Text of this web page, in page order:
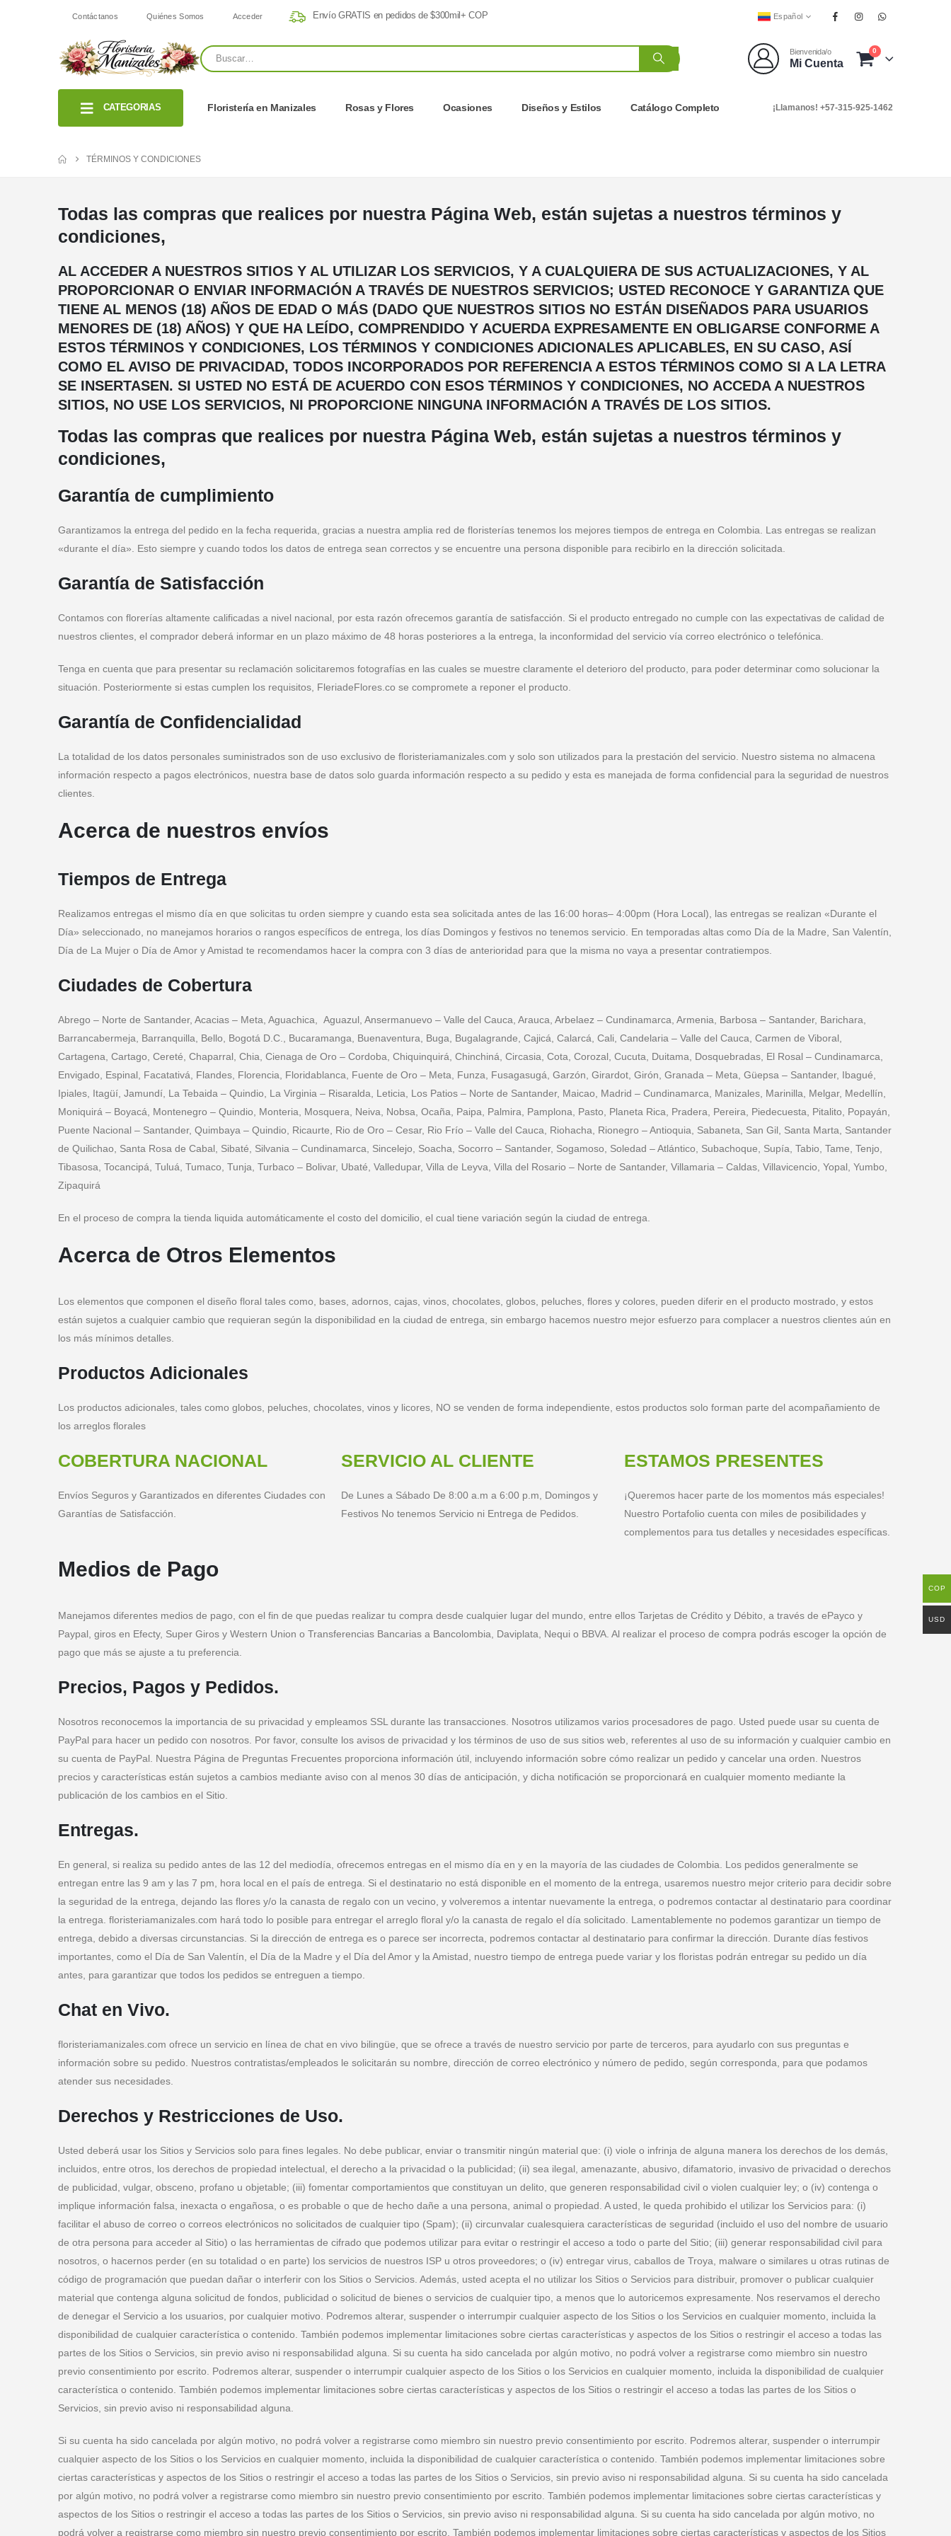
Contáctanos Quiénes Somos Acceder Envío GRATIS en pedidos de $300mil+ COP Español
Bienvenida/o
Mi Cuenta
0
CATEGORIAS Floristería en Manizales Rosas y Flores Ocasiones Diseños y Estilos Catálogo Completo ¡Llamanos! +57-315-925-1462
TÉRMINOS Y CONDICIONES
Todas las compras que realices por nuestra Página Web, están sujetas a nuestros términos y
condiciones,
AL ACCEDER A NUESTROS SITIOS Y AL UTILIZAR LOS SERVICIOS, Y A CUALQUIERA DE SUS ACTUALIZACIONES, Y AL
PROPORCIONAR O ENVIAR INFORMACIÓN A TRAVÉS DE NUESTROS SERVICIOS; USTED RECONOCE Y GARANTIZA QUE
TIENE AL MENOS (18) AÑOS DE EDAD O MÁS (DADO QUE NUESTROS SITIOS NO ESTÁN DISEÑADOS PARA USUARIOS
MENORES DE (18) AÑOS) Y QUE HA LEÍDO, COMPRENDIDO Y ACUERDA EXPRESAMENTE EN OBLIGARSE CONFORME A
ESTOS TÉRMINOS Y CONDICIONES, LOS TÉRMINOS Y CONDICIONES ADICIONALES APLICABLES, EN SU CASO, ASÍ
COMO EL AVISO DE PRIVACIDAD, TODOS INCORPORADOS POR REFERENCIA A ESTOS TÉRMINOS COMO SI A LA LETRA
SE INSERTASEN. SI USTED NO ESTÁ DE ACUERDO CON ESOS TÉRMINOS Y CONDICIONES, NO ACCEDA A NUESTROS
SITIOS, NO USE LOS SERVICIOS, NI PROPORCIONE NINGUNA INFORMACIÓN A TRAVÉS DE LOS SITIOS.
Todas las compras que realices por nuestra Página Web, están sujetas a nuestros términos y
condiciones,
Garantía de cumplimiento
Garantizamos la entrega del pedido en la fecha requerida, gracias a nuestra amplia red de floristerías tenemos los mejores tiempos de entrega en Colombia. Las entregas se realizan
«durante el día». Esto siempre y cuando todos los datos de entrega sean correctos y se encuentre una persona disponible para recibirlo en la dirección solicitada.
Garantía de Satisfacción
Contamos con florerías altamente calificadas a nivel nacional, por esta razón ofrecemos garantía de satisfacción. Si el producto entregado no cumple con las expectativas de calidad de
nuestros clientes, el comprador deberá informar en un plazo máximo de 48 horas posteriores a la entrega, la inconformidad del servicio vía correo electrónico o telefónica.
Tenga en cuenta que para presentar su reclamación solicitaremos fotografías en las cuales se muestre claramente el deterioro del producto, para poder determinar como solucionar la
situación. Posteriormente si estas cumplen los requisitos, FleriadeFlores.co se compromete a reponer el producto.
Garantía de Confidencialidad
La totalidad de los datos personales suministrados son de uso exclusivo de floristeriamanizales.com y solo son utilizados para la prestación del servicio. Nuestro sistema no almacena
información respecto a pagos electrónicos, nuestra base de datos solo guarda información respecto a su pedido y esta es manejada de forma confidencial para la seguridad de nuestros
clientes.
Acerca de nuestros envíos
Tiempos de Entrega
Realizamos entregas el mismo día en que solicitas tu orden siempre y cuando esta sea solicitada antes de las 16:00 horas– 4:00pm (Hora Local), las entregas se realizan «Durante el
Día» seleccionado, no manejamos horarios o rangos específicos de entrega, los días Domingos y festivos no tenemos servicio. En temporadas altas como Día de la Madre, San Valentín,
Día de La Mujer o Día de Amor y Amistad te recomendamos hacer la compra con 3 días de anterioridad para que la misma no vaya a presentar contratiempos.
Ciudades de Cobertura
Abrego – Norte de Santander, Acacias – Meta, Aguachica, Aguazul, Ansermanuevo – Valle del Cauca, Arauca, Arbelaez – Cundinamarca, Armenia, Barbosa – Santander, Barichara,
Barrancabermeja, Barranquilla, Bello, Bogotá D.C., Bucaramanga, Buenaventura, Buga, Bugalagrande, Cajicá, Calarcá, Cali, Candelaria – Valle del Cauca, Carmen de Viboral,
Cartagena, Cartago, Cereté, Chaparral, Chia, Cienaga de Oro – Cordoba, Chiquinquirá, Chinchiná, Circasia, Cota, Corozal, Cucuta, Duitama, Dosquebradas, El Rosal – Cundinamarca,
Envigado, Espinal, Facatativá, Flandes, Florencia, Floridablanca, Fuente de Oro – Meta, Funza, Fusagasugá, Garzón, Girardot, Girón, Granada – Meta, Güepsa – Santander, Ibagué,
Ipiales, Itagüí, Jamundí, La Tebaida – Quindio, La Virginia – Risaralda, Leticia, Los Patios – Norte de Santander, Maicao, Madrid – Cundinamarca, Manizales, Marinilla, Melgar, Medellín,
Moniquirá – Boyacá, Montenegro – Quindio, Monteria, Mosquera, Neiva, Nobsa, Ocaña, Paipa, Palmira, Pamplona, Pasto, Planeta Rica, Pradera, Pereira, Piedecuesta, Pitalito, Popayán,
Puente Nacional – Santander, Quimbaya – Quindio, Ricaurte, Rio de Oro – Cesar, Rio Frío – Valle del Cauca, Riohacha, Rionegro – Antioquia, Sabaneta, San Gil, Santa Marta, Santander
de Quilichao, Santa Rosa de Cabal, Sibaté, Silvania – Cundinamarca, Sincelejo, Soacha, Socorro – Santander, Sogamoso, Soledad – Atlántico, Subachoque, Supía, Tabio, Tame, Tenjo,
Tibasosa, Tocancipá, Tuluá, Tumaco, Tunja, Turbaco – Bolivar, Ubaté, Valledupar, Villa de Leyva, Villa del Rosario – Norte de Santander, Villamaria – Caldas, Villavicencio, Yopal, Yumbo,
Zipaquirá
En el proceso de compra la tienda liquida automáticamente el costo del domicilio, el cual tiene variación según la ciudad de entrega.
Acerca de Otros Elementos
Los elementos que componen el diseño floral tales como, bases, adornos, cajas, vinos, chocolates, globos, peluches, flores y colores, pueden diferir en el producto mostrado, y estos
están sujetos a cualquier cambio que requieran según la disponibilidad en la ciudad de entrega, sin embargo hacemos nuestro mejor esfuerzo para complacer a nuestros clientes aún en
los más mínimos detalles.
Productos Adicionales
Los productos adicionales, tales como globos, peluches, chocolates, vinos y licores, NO se venden de forma independiente, estos productos solo forman parte del acompañamiento de
los arreglos florales
COBERTURA NACIONAL
Envíos Seguros y Garantizados en diferentes Ciudades con
Garantías de Satisfacción.
SERVICIO AL CLIENTE
De Lunes a Sábado De 8:00 a.m a 6:00 p.m, Domingos y
Festivos No tenemos Servicio ni Entrega de Pedidos.
ESTAMOS PRESENTES
¡Queremos hacer parte de los momentos más especiales!
Nuestro Portafolio cuenta con miles de posibilidades y
complementos para tus detalles y necesidades específicas.
Medios de Pago
Manejamos diferentes medios de pago, con el fin de que puedas realizar tu compra desde cualquier lugar del mundo, entre ellos Tarjetas de Crédito y Débito, a través de ePayco y
Paypal, giros en Efecty, Super Giros y Western Union o Transferencias Bancarias a Bancolombia, Daviplata, Nequi o BBVA. Al realizar el proceso de compra podrás escoger la opción de
pago que más se ajuste a tu preferencia.
Precios, Pagos y Pedidos.
Nosotros reconocemos la importancia de su privacidad y empleamos SSL durante las transacciones. Nosotros utilizamos varios procesadores de pago. Usted puede usar su cuenta de
PayPal para hacer un pedido con nosotros. Por favor, consulte los avisos de privacidad y los términos de uso de sus sitios web, referentes al uso de su información y cualquier cambio en
su cuenta de PayPal. Nuestra Página de Preguntas Frecuentes proporciona información útil, incluyendo información sobre cómo realizar un pedido y cancelar una orden. Nuestros
precios y características están sujetos a cambios mediante aviso con al menos 30 días de anticipación, y dicha notificación se proporcionará en cualquier momento mediante la
publicación de los cambios en el Sitio.
Entregas.
En general, si realiza su pedido antes de las 12 del mediodía, ofrecemos entregas en el mismo día en y en la mayoría de las ciudades de Colombia. Los pedidos generalmente se
entregan entre las 9 am y las 7 pm, hora local en el país de entrega. Si el destinatario no está disponible en el momento de la entrega, usaremos nuestro mejor criterio para decidir sobre
la seguridad de la entrega, dejando las flores y/o la canasta de regalo con un vecino, y volveremos a intentar nuevamente la entrega, o podremos contactar al destinatario para coordinar
la entrega. floristeriamanizales.com hará todo lo posible para entregar el arreglo floral y/o la canasta de regalo el día solicitado. Lamentablemente no podemos garantizar un tiempo de
entrega, debido a diversas circunstancias. Si la dirección de entrega es o parece ser incorrecta, podremos contactar al destinatario para confirmar la dirección. Durante días festivos
importantes, como el Día de San Valentín, el Día de la Madre y el Día del Amor y la Amistad, nuestro tiempo de entrega puede variar y los floristas podrán entregar su pedido un día
antes, para garantizar que todos los pedidos se entreguen a tiempo.
Chat en Vivo.
floristeriamanizales.com ofrece un servicio en línea de chat en vivo bilingüe, que se ofrece a través de nuestro servicio por parte de terceros, para ayudarlo con sus preguntas e
información sobre su pedido. Nuestros contratistas/empleados le solicitarán su nombre, dirección de correo electrónico y número de pedido, según corresponda, para que podamos
atender sus necesidades.
Derechos y Restricciones de Uso.
Usted deberá usar los Sitios y Servicios solo para fines legales. No debe publicar, enviar o transmitir ningún material que: (i) viole o infrinja de alguna manera los derechos de los demás,
incluidos, entre otros, los derechos de propiedad intelectual, el derecho a la privacidad o la publicidad; (ii) sea ilegal, amenazante, abusivo, difamatorio, invasivo de privacidad o derechos
de publicidad, vulgar, obsceno, profano u objetable; (iii) fomentar comportamientos que constituyan un delito, que generen responsabilidad civil o violen cualquier ley; o (iv) contenga o
implique información falsa, inexacta o engañosa, o es probable o que de hecho dañe a una persona, animal o propiedad. A usted, le queda prohibido el utilizar los Servicios para: (i)
facilitar el abuso de correo o correos electrónicos no solicitados de cualquier tipo (Spam); (ii) circunvalar cualesquiera características de seguridad (incluido el uso del nombre de usuario
de otra persona para acceder al Sitio) o las herramientas de cifrado que podemos utilizar para evitar o restringir el acceso a todo o parte del Sitio; (iii) generar responsabilidad civil para
nosotros, o hacernos perder (en su totalidad o en parte) los servicios de nuestros ISP u otros proveedores; o (iv) entregar virus, caballos de Troya, malware o similares u otras rutinas de
código de programación que puedan dañar o interferir con los Sitios o Servicios. Además, usted acepta el no utilizar los Sitios o Servicios para distribuir, promover o publicar cualquier
material que contenga alguna solicitud de fondos, publicidad o solicitud de bienes o servicios de cualquier tipo, a menos que lo autoricemos expresamente. Nos reservamos el derecho
de denegar el Servicio a los usuarios, por cualquier motivo. Podremos alterar, suspender o interrumpir cualquier aspecto de los Sitios o los Servicios en cualquier momento, incluida la
disponibilidad de cualquier característica o contenido. También podemos implementar limitaciones sobre ciertas características y aspectos de los Sitios o restringir el acceso a todas las
partes de los Sitios o Servicios, sin previo aviso ni responsabilidad alguna. Si su cuenta ha sido cancelada por algún motivo, no podrá volver a registrarse como miembro sin nuestro
previo consentimiento por escrito. Podremos alterar, suspender o interrumpir cualquier aspecto de los Sitios o los Servicios en cualquier momento, incluida la disponibilidad de cualquier
característica o contenido. También podemos implementar limitaciones sobre ciertas características y aspectos de los Sitios o restringir el acceso a todas las partes de los Sitios o
Servicios, sin previo aviso ni responsabilidad alguna.
Si su cuenta ha sido cancelada por algún motivo, no podrá volver a registrarse como miembro sin nuestro previo consentimiento por escrito. Podremos alterar, suspender o interrumpir
cualquier aspecto de los Sitios o los Servicios en cualquier momento, incluida la disponibilidad de cualquier característica o contenido. También podemos implementar limitaciones sobre
ciertas características y aspectos de los Sitios o restringir el acceso a todas las partes de los Sitios o Servicios, sin previo aviso ni responsabilidad alguna. Si su cuenta ha sido cancelada
por algún motivo, no podrá volver a registrarse como miembro sin nuestro previo consentimiento por escrito. También podemos implementar limitaciones sobre ciertas características y
aspectos de los Sitios o restringir el acceso a todas las partes de los Sitios o Servicios, sin previo aviso ni responsabilidad alguna. Si su cuenta ha sido cancelada por algún motivo, no
podrá volver a registrarse como miembro sin nuestro previo consentimiento por escrito. También podemos implementar limitaciones sobre ciertas características y aspectos de los Sitios
COP
USD